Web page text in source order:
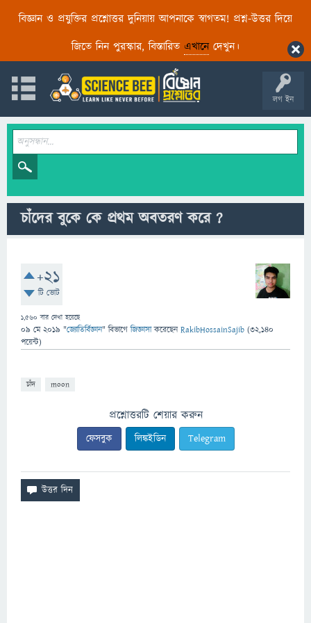
বিজ্ঞান ও প্রযুক্তির প্রশ্নোত্তর দুনিয়ায় আপনাকে স্বাগতম! প্রশ্ন-উত্তর দিয়ে
জিতে নিন পুরস্কার, বিস্তারিত এখানেদেখুন।
লগ ইন
চাঁদের বুকে কে প্রথম অবতরণ করে ?
+21
টি ভোট
1,560 বার দেখা হয়েছে
09 মে 2019 "জ্যোতির্বিজ্ঞান" বিভাগে জিজ্ঞাসাকরেছেনRakibHossainSajib (32,140
পয়েন্ট)
চাঁদ moon
প্রশ্নোত্তরটি শেয়ার করুন
ফেসবুক লিঙ্কইডিন Telegram